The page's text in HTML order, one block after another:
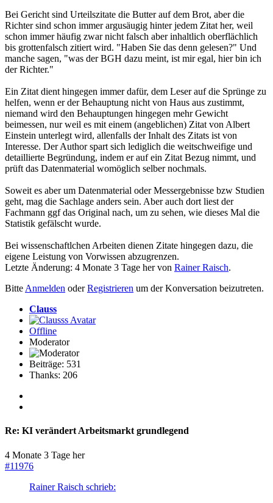
Bei Gericht sind Urteilszitate die Butter auf dem Brot, aber die
Richter sind schon immer argusäugig hinter jedem Zitat her, weil
schon immer häufig zwar nicht falsch aber inhaltlich oberflächlich
bis grottenfalsch zitiert wird. "Haben Sie das denn gelesen?" Und
manche sagen, "was der BGH dazu meint, ist mir egal, hier bin ich
der Richter."
Ein Zitat dient hingegen immer dafür, dem Leser auf die Sprünge zu
helfen, wenn er der Behauptung nicht von Haus aus zustimmt,
niemand wird den Behauptungen hingegen mehr Gewicht
beimessen, nur weil es mit einem (angeblichen) Zitat von Albert
Einstein unterlegt wird, allenfalls der Inhalt des Zitats ist von
Interesse. Der Author spart sich lediglich die weitschweifige und
detaillierte Begründung, indem er auf ein Zitat Bezug nimmt, und
prüft das Datenmaterial womöglich selber nochmals.
Soweit es aber um Datenmaterial oder Messergebnisse bzw Studien
geht, mag die Sachlage anders sein. Aber auch dort liest der
Fachmann ggf das Original nach, um zu sehen, wie dieses Mal die
Statistik gefälscht wurde.
Bei wissenschaftlchen Arbeiten dienen Zitate hingegen dazu, die
eigene Leistung von Vorwissen abzugrenzen.
Letzte Änderung: 4 Monate 3 Tage her von Rainer Raisch.
Bitte Anmelden oderRegistrieren um der Konversation beizutreten.
Clauss
Offline
Moderator
Beiträge: 531
Thanks: 206
Re: KI verändert Arbeitsmarkt grundlegend
4 Monate 3 Tage her
#11976
Rainer Raisch schrieb: